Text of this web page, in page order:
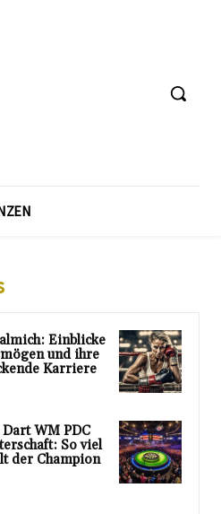
Einblicke
und ihre
Karriere
WM PDC
So viel
der Champion